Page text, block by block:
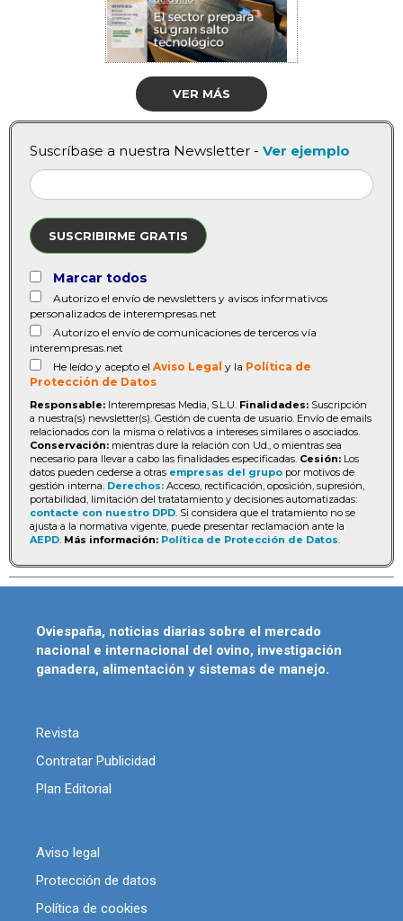
VER MÁS
Suscríbase a nuestra Newsletter - Ver ejemplo
SUSCRIBIRME GRATIS
Marcar todos
Autorizo el envío de newsletters y avisos informativos
personalizados de interempresas.net
Autorizo el envío de comunicaciones de terceros vía
interempresas.net
He leído y acepto el Aviso Legal y la Política de
Protección de Datos
Responsable: Interempresas Media, S.L.U. Finalidades: Suscripción
a nuestra(s) newsletter(s). Gestión de cuenta de usuario. Envío de emails
relacionados con la misma o relativos a intereses similares o asociados.
Conservación: mientras dure la relación con Ud., o mientras sea
necesario para llevar a cabo las finalidades especificadas. Cesión: Los
datos pueden cederse a otras empresas del grupo por motivos de
gestión interna. Derechos: Acceso, rectificación, oposición, supresión,
portabilidad, limitación del tratatamiento y decisiones automatizadas:
contacte con nuestro DPD . Si considera que el tratamiento no se
ajusta a la normativa vigente, puede presentar reclamación ante la
AEPD Más información: Política de Protección de Datos
Oviespaña, noticias diarias sobre el mercado
nacional e internacional del ovino, investigación
ganadera, alimentación y sistemas de manejo.
Revista
Contratar Publicidad
Plan Editorial
Aviso legal
Protección de datos
Política de cookies